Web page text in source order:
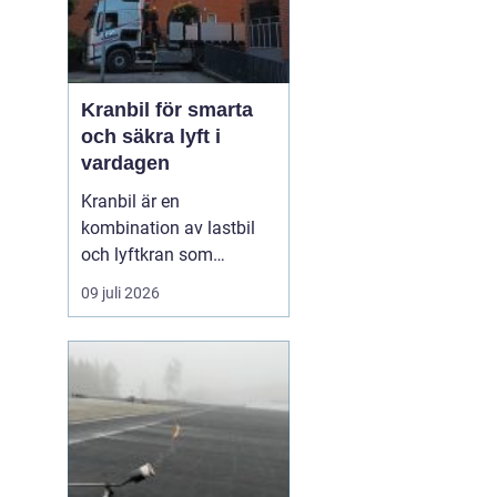
Kranbil för smarta
och säkra lyft i
vardagen
Kranbil är en
kombination av lastbil
och lyftkran som
används när tungt eller
skrymmande material
säkert och
Genom att hyra en
kranbil kan
privatpersoner, företag
09 juli 2026